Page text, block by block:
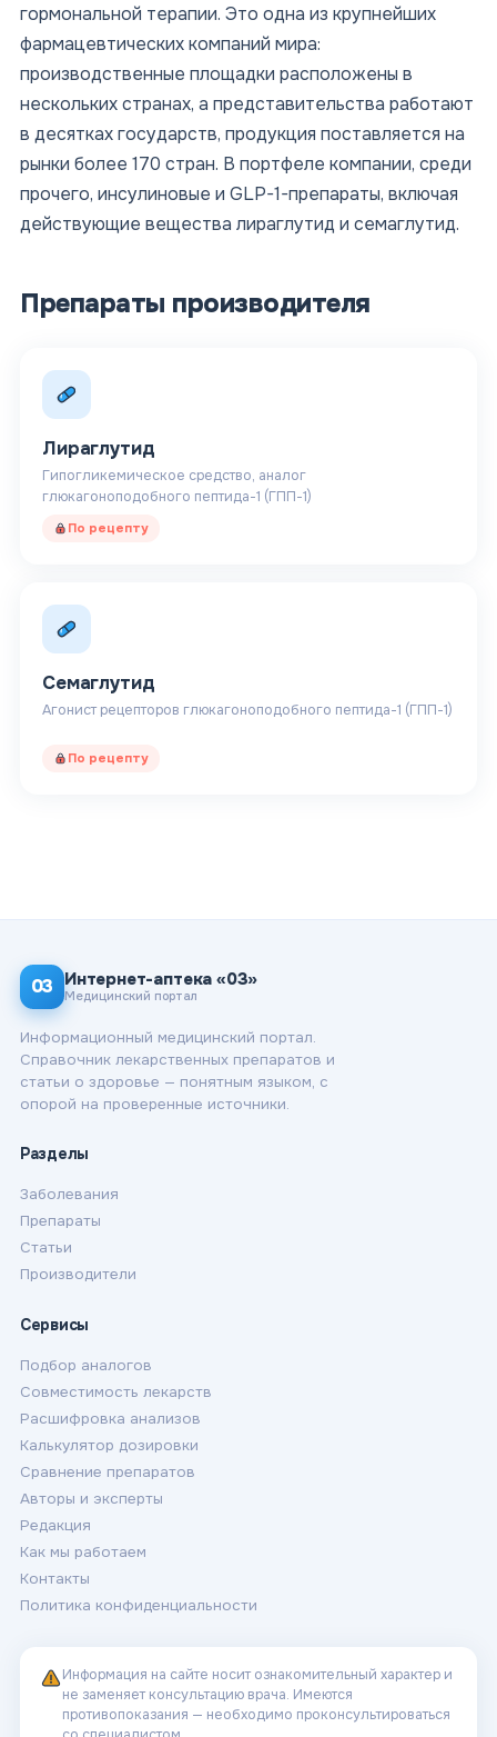
гормональной терапии. Это одна из крупнейших
фармацевтических компаний мира:
производственные площадки расположены в
нескольких странах, а представительства работают
в десятках государств, продукция поставляется на
рынки более 170 стран. В портфеле компании, среди
прочего, инсулиновые и GLP-1-препараты, включая
действующие вещества лираглутид и семаглутид.
Препараты производителя
Лираглутид
Гипогликемическое средство, аналог
глюкагоноподобного пептида-1 (ГПП-1)
По рецепту
Семаглутид
Агонист рецепторов глюкагоноподобного пептида-1 (ГПП-1)
По рецепту
03 Интернет-аптека «03»
Медицинский портал
Информационный медицинский портал.
Справочник лекарственных препаратов и
статьи о здоровье — понятным языком, с
опорой на проверенные источники.
Разделы
Заболевания
Препараты
Статьи
Производители
Сервисы
Подбор аналогов
Совместимость лекарств
Расшифровка анализов
Калькулятор дозировки
Сравнение препаратов
Авторы и эксперты
Редакция
Как мы работаем
Контакты
Политика конфиденциальности
Информация на сайте носит ознакомительный характер и
не заменяет консультацию врача. Имеются
противопоказания — необходимо проконсультироваться